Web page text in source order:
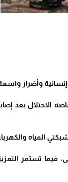
وأضرار
أمس برصاص قناصة الاحتلال
المياه
فيما تستمر